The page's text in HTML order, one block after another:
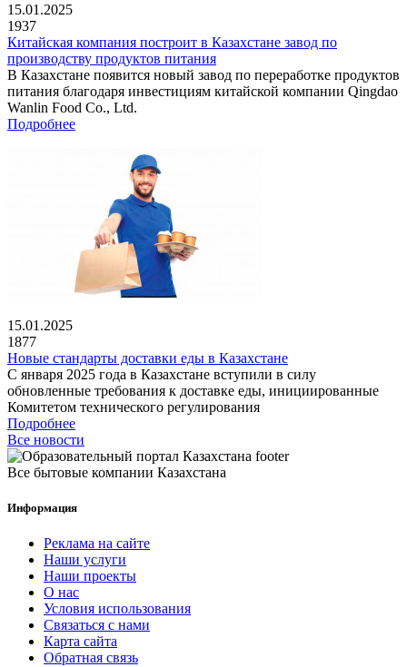
15.01.2025
1937
Китайская компания построит в Казахстане завод по
производству продуктов питания
В Казахстане появится новый завод по переработке продуктов
питания благодаря инвестициям китайской компании Qingdao
Wanlin Food Co., Ltd.
Подробнее
15.01.2025
1877
Новые стандарты доставки еды в Казахстане
С января 2025 года в Казахстане вступили в силу
обновленные требования к доставке еды, инициированные
Комитетом технического регулирования
Подробнее
Все новости
Все бытовые компании Казахстана
Информация
Реклама на сайте
Наши услуги
Наши проекты
О нас
Условия использования
Связаться с нами
Карта сайта
Обратная связь